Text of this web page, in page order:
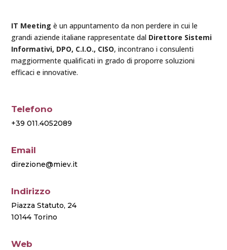
IT Meeting è un appuntamento da non perdere in cui le
grandi aziende italiane rappresentate dal Direttore Sistemi
Informativi, DPO, C.I.O., CISO, incontrano i consulenti
maggiormente qualificati in grado di proporre soluzioni
efficaci e innovative.
Telefono
+39 011.4052089
Email
direzione@miev.it
Indirizzo
Piazza Statuto, 24
10144 Torino
Web